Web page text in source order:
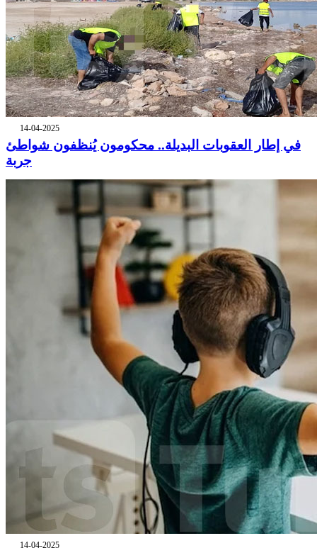
14-04-2025
في إطار العقوبات البديلة.. محكومون يُنظفون شواطئ
جربة
14-04-2025